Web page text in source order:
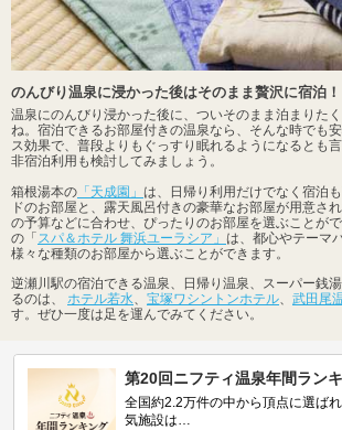
のんびり温泉に浸かった後はそのまま贅沢に宿泊！
温泉にのんびり浸かった後に、ついそのまま泊まりた
ね。宿泊できるお部屋付きの温泉なら、そんな時でも
ス効果で、普段よりもぐっすり眠れるようになるとも
非宿泊利用も検討してみましょう。
箱根湯本の 「天成園」 は、日帰り利用だけでなく宿泊
ドのお部屋と、露天風呂付きの豪華なお部屋が用意さ
の予算などに合わせ、ぴったりのお部屋を選ぶことが
の「スパ＆ホテル 舞浜ユーラシア」 は、都心やテーマ
様々な種類のお部屋から選ぶことができます。
逆瀬川駅の宿泊できる温泉、日帰り温泉、スーパー銭
るのは、 ホテル若水、 宝塚ワシントンホテル、 武田尾
す。ぜひ一度は足を運んでみてください。
第20回ニフティ温泉年間ラン
全国約2.2万件の中から頂点に選ば
気施設は…